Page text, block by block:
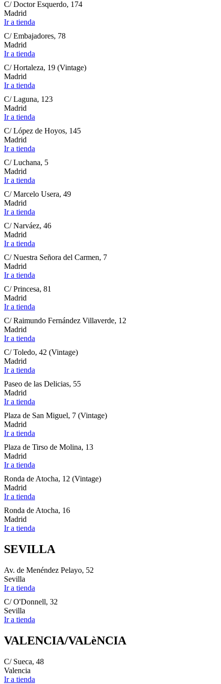
C/ Doctor Esquerdo, 174
Madrid
Ir a tienda
C/ Embajadores, 78
Madrid
Ir a tienda
C/ Hortaleza, 19 (Vintage)
Madrid
Ir a tienda
C/ Laguna, 123
Madrid
Ir a tienda
C/ López de Hoyos, 145
Madrid
Ir a tienda
C/ Luchana, 5
Madrid
Ir a tienda
C/ Marcelo Usera, 49
Madrid
Ir a tienda
C/ Narváez, 46
Madrid
Ir a tienda
C/ Nuestra Señora del Carmen, 7
Madrid
Ir a tienda
C/ Princesa, 81
Madrid
Ir a tienda
C/ Raimundo Fernández Villaverde, 12
Madrid
Ir a tienda
C/ Toledo, 42 (Vintage)
Madrid
Ir a tienda
Paseo de las Delicias, 55
Madrid
Ir a tienda
Plaza de San Miguel, 7 (Vintage)
Madrid
Ir a tienda
Plaza de Tirso de Molina, 13
Madrid
Ir a tienda
Ronda de Atocha, 12 (Vintage)
Madrid
Ir a tienda
Ronda de Atocha, 16
Madrid
Ir a tienda
SEVILLA
Av. de Menéndez Pelayo, 52
Sevilla
Ir a tienda
C/ O'Donnell, 32
Sevilla
Ir a tienda
VALENCIA/VALèNCIA
C/ Sueca, 48
Valencia
Ir a tienda